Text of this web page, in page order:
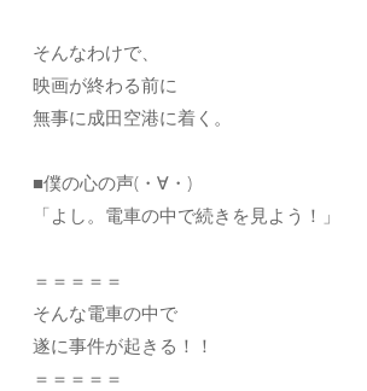
そんなわけで、
映画が終わる前に
無事に成田空港に着く。
■僕の心の声(・∀・)
「よし。電車の中で続きを見よう！」
＝＝＝＝＝
そんな電車の中で
遂に事件が起きる！！
＝＝＝＝＝